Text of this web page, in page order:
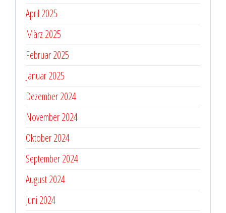
April 2025
März 2025
Februar 2025
Januar 2025
Dezember 2024
November 2024
Oktober 2024
September 2024
August 2024
Juni 2024